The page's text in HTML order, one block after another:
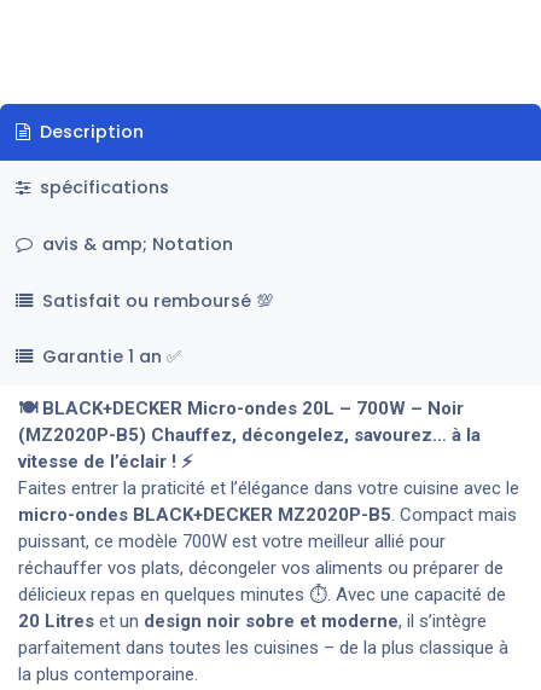
Description
spécifications
avis & amp; Notation
Satisfait ou remboursé 💯
Garantie 1 an ✅
🍽️ BLACK+DECKER Micro-ondes 20L – 700W – Noir
(MZ2020P-B5) Chauffez, décongelez, savourez… à la
vitesse de l’éclair ! ⚡
Faites entrer la praticité et l’élégance dans votre cuisine avec le
micro-ondes BLACK+DECKER MZ2020P-B5. Compact mais
puissant, ce modèle 700W est votre meilleur allié pour
réchauffer vos plats, décongeler vos aliments ou préparer de
délicieux repas en quelques minutes ⏱️. Avec une capacité de
20 Litres et un design noir sobre et moderne, il s’intègre
parfaitement dans toutes les cuisines – de la plus classique à
la plus contemporaine.